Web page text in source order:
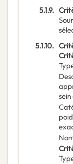
5.1.9.
5.1.10.